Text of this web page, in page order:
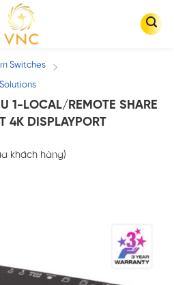
Switches /
1-LOCAL/REMOTE SHARE
4K DISPLAYPORT
khách hàng)